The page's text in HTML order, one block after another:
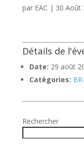
par EAC | 30 Août
Détails de
Date: 29 août
Catégories:
Rechercher